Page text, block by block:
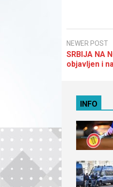
NEWER POST
SRBIJA NA
objavljen i
INFO